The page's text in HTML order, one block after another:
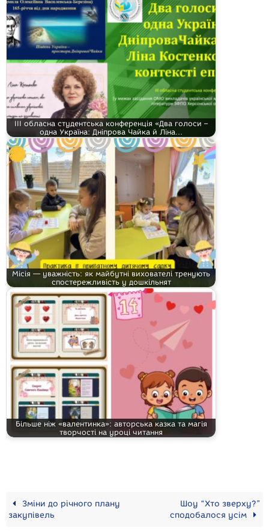
ІІІ обласна студентська конференція «Два голоси –
одна Україна: Дніпрова Чайка й Ліна…
Місія — уважність: як майбутні вихователі тренують
спостережливість у дошкільнят
Більше ніж «валентинка»: авторська казка та магія
творчості на уроці читання
Зміни до річного плану
закупівель
Шоу “Хто зверху?”
сподобалося усім